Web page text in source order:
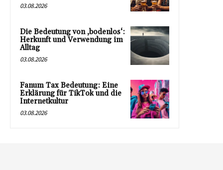
03.08.2026
Die Bedeutung von ‚bodenlos‘:
Herkunft und Verwendung im
Alltag
03.08.2026
Fanum Tax Bedeutung: Eine
Erklärung für TikTok und die
Internetkultur
03.08.2026